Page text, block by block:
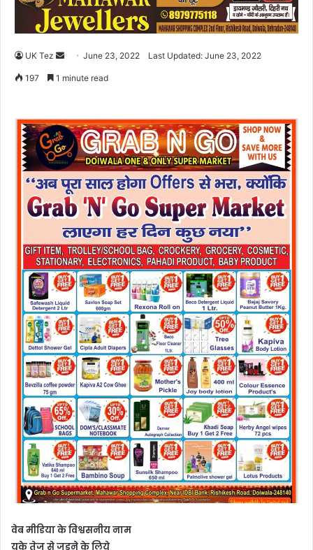
UK Tez
a
e
m
a
i
June 23, 2022 Last Updated: June 23, 2022
197 1 minute read
वेब मीडिया के विश्वसनीय नाम
यूके तेज से जुड़ने के लिये